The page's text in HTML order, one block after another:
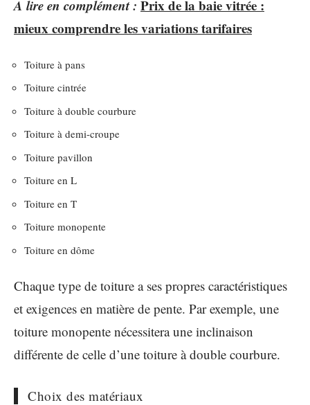
A lire en complément : Prix de la baie vitrée :
mieux comprendre les variations tarifaires
Toiture à pans
Toiture cintrée
Toiture à double courbure
Toiture à demi-croupe
Toiture pavillon
Toiture en L
Toiture en T
Toiture monopente
Toiture en dôme
Chaque type de toiture a ses propres caractéristiques
et exigences en matière de pente. Par exemple, une
toiture monopente nécessitera une inclinaison
différente de celle d’une toiture à double courbure.
Choix des matériaux